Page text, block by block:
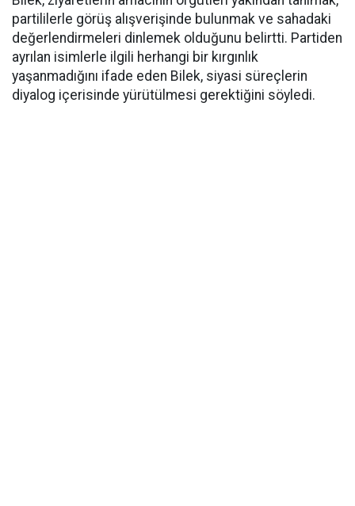
partililerle görüş alışverişinde bulunmak ve sahadaki
değerlendirmeleri dinlemek olduğunu belirtti. Partiden
ayrılan isimlerle ilgili herhangi bir kırgınlık
yaşanmadığını ifade eden Bilek, siyasi süreçlerin
diyalog içerisinde yürütülmesi gerektiğini söyledi.